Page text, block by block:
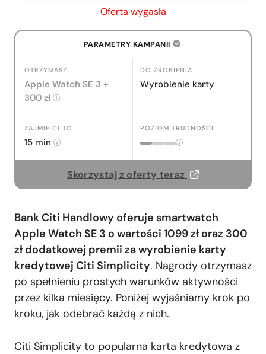
Citi Simplicity: parametry karty
Nasza recenzja karty kredytowej Citi
Jak skorzystać z oferty – instrukcja krok
po kroku
karty, by odebrać premię
Pytania i odpowiedzi
Dodaj komentarz
Oferta wygasła
PARAMETRY KAMPANII
OTRZYMASZ
Apple Watch SE 3 +
300 zł
DO ZROBIENIA
Wyrobienie karty
ZAJMIE CI TO
15 min
POZIOM TRUDNOŚCI
Skorzystaj z oferty teraz
Bank Citi Handlowy oferuje smartwatch
Apple Watch SE 3 o wartości 1099 zł oraz 300
zł dodatkowej premii za wyrobienie karty
kredytowej Citi Simplicity. Nagrody otrzymasz
po spełnieniu prostych warunków aktywności
przez kilka miesięcy. Poniżej wyjaśniamy krok po
kroku, jak odebrać każdą z nich.
Citi Simplicity to popularna karta kredytowa z